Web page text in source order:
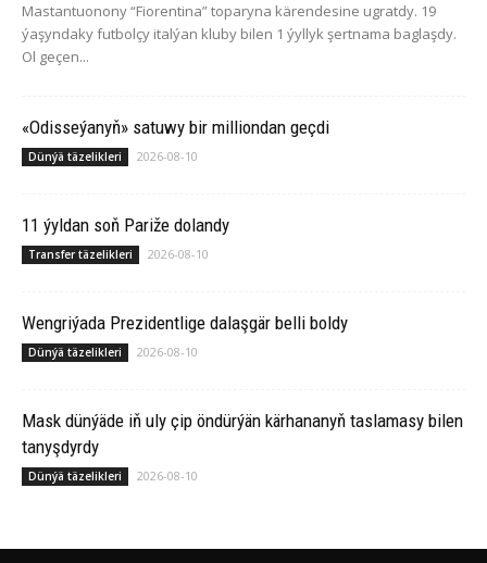
Mastantuonony “Fiorentina” toparyna kärendesine ugratdy. 19
ýaşyndaky futbolçy italýan kluby bilen 1 ýyllyk şertnama baglaşdy.
Ol geçen...
«Odisseýanyň» satuwy bir milliondan geçdi
Dünýä täzelikleri 2026-08-10
11 ýyldan soň Pariže dolandy
Transfer täzelikleri 2026-08-10
Wengriýada Prezidentlige dalaşgär belli boldy
Dünýä täzelikleri 2026-08-10
Mask dünýäde iň uly çip öndürýän kärhananyň taslamasy bilen
tanyşdyrdy
Dünýä täzelikleri 2026-08-10